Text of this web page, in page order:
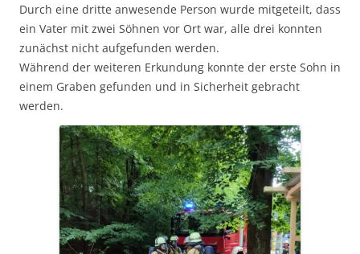
Durch eine dritte anwesende Person wurde mitgeteilt, dass
ein Vater mit zwei Söhnen vor Ort war, alle drei konnten
zunächst nicht aufgefunden werden.
Während der weiteren Erkundung konnte der erste Sohn in
einem Graben gefunden und in Sicherheit gebracht
werden.